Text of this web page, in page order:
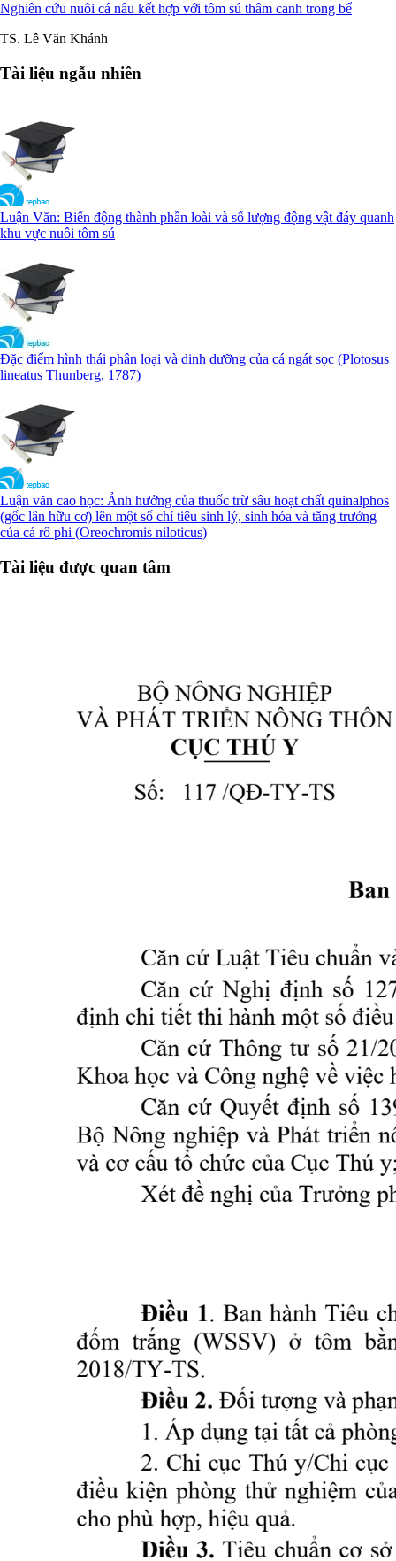
Nghiên cứu nuôi cá nâu kết hợp với tôm sú thâm canh trong bể
TS. Lê Văn Khánh
Tài liệu ngẫu nhiên
Luận Văn: Biến động thành phần loài và số lượng động vật đáy quanh
khu vực nuôi tôm sú
Đặc điểm hình thái phân loại và dinh dưỡng của cá ngát sọc (Plotosus
lineatus Thunberg, 1787)
Luận văn cao học: Ảnh hưởng của thuốc trừ sâu hoạt chất quinalphos
(gốc lân hữu cơ) lên một số chỉ tiêu sinh lý, sinh hóa và tăng trưởng
của cá rô phi (Oreochromis niloticus)
Tài liệu được quan tâm